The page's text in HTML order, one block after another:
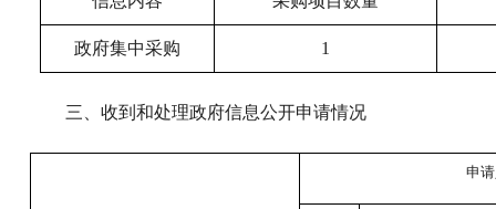
政府集中采购 1
三、收到和处理政府信息公开申请情况
申